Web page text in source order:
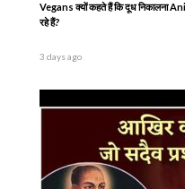
Vegans क्यों कहते हैं कि दूध निकालना
रहे हैं?
3 days ago